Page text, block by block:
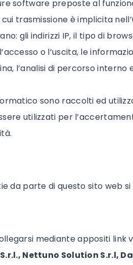
software preposte al
trasmissione è implicita
gli indirizzi IP, il tipo di
o l’uscita, le
l’analisi di percorso
sono raccolti ed
utilizzati per
da parte di questo sito web
mediante appositi link
Nettuno Solution S.r.l,